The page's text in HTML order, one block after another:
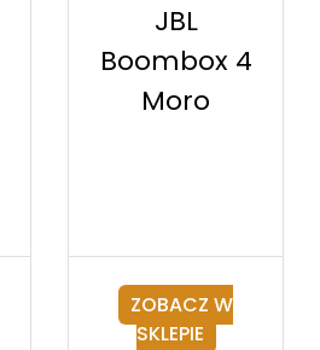
JBL
Boombox 4
Moro
ZOBACZ W
SKLEPIE